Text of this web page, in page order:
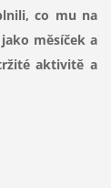
co mu na
měsíček a
aktivitě a